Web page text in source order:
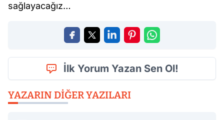
sağlayacağız…
İlk Yorum Yazan Sen Ol!
YAZARIN DIĞER YAZILARI